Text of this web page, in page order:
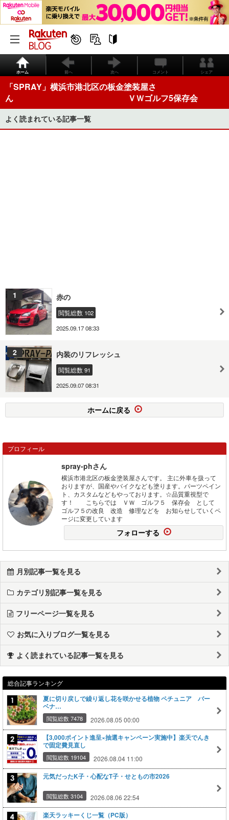
ホーム 前へ 次へ コメント シェア
「SPRAY」横浜市港北区の板金塗装屋さ
ん ＶＷゴルフ5保存会
よく読まれている記事一覧
1 赤の
閲覧総数 102
2025.09.17 08:33
2 内装のリフレッシュ
閲覧総数 91
2025.09.07 08:31
ホームに戻る
プロフィール
spray-phさん
横浜市港北区の板金塗装屋さんです。 主に外車を扱って
おりますが、国産やバイクなども塗ります。パーツペイン
ト、カスタムなどもやっております。☆品質重視型で
す！ こちらでは ＶＷ ゴルフ５ 保存会 として
ゴルフ５の改良 改造 修理などを お知らせしていくペ
ージに変更しています
フォローする
月別記事一覧を見る
カテゴリ別記事一覧を見る
フリーページ一覧を見る
お気に入りブログ一覧を見る
よく読まれている記事一覧を見る
総合記事ランキング
夏に切り戻しで繰り返し花を咲かせる植物 ペチュニア バー
ベナ…
閲覧総数 7478 2026.08.05 00:00
【3,000ポイント進呈×抽選キャンペーン実施中】楽天でんき
で固定費見直し
閲覧総数 19104 2026.08.04 11:00
元気だったK子・心配なT子・せともの市2026
閲覧総数 3104 2026.08.06 22:54
楽天ラッキーくじ一覧（PC版）